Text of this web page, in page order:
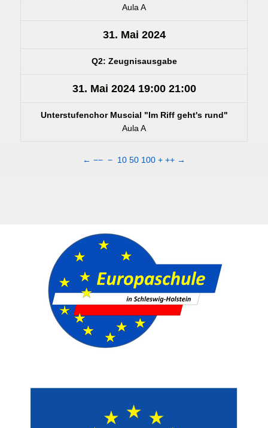
Aula A
31. Mai 2024
Q2: Zeugnisausgabe
31. Mai 202419:00 21:00
Unterstufenchor Muscial "Im Riff geht's rund"
Aula A
← −− − 10 50 100 + ++ →